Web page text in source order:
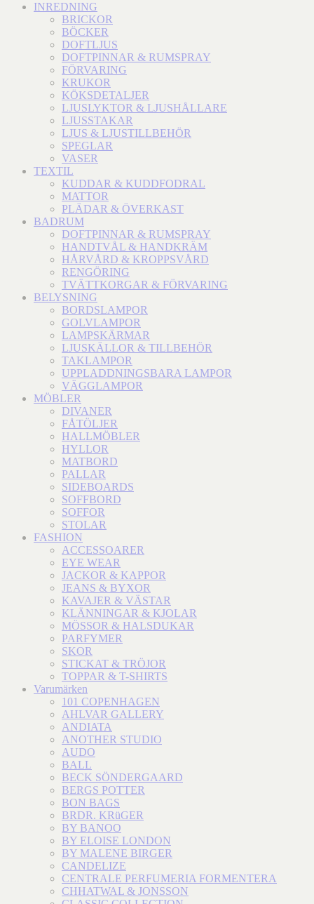
INREDNING
BRICKOR
BÖCKER
DOFTLJUS
DOFTPINNAR & RUMSPRAY
FÖRVARING
KRUKOR
KÖKSDETALJER
LJUSLYKTOR & LJUSHÅLLARE
LJUSSTAKAR
LJUS & LJUSTILLBEHÖR
SPEGLAR
VASER
TEXTIL
KUDDAR & KUDDFODRAL
MATTOR
PLÄDAR & ÖVERKAST
BADRUM
DOFTPINNAR & RUMSPRAY
HANDTVÅL & HANDKRÄM
HÅRVÅRD & KROPPSVÅRD
RENGÖRING
TVÄTTKORGAR & FÖRVARING
BELYSNING
BORDSLAMPOR
GOLVLAMPOR
LAMPSKÄRMAR
LJUSKÄLLOR & TILLBEHÖR
TAKLAMPOR
UPPLADDNINGSBARA LAMPOR
VÄGGLAMPOR
MÖBLER
DIVANER
FÅTÖLJER
HALLMÖBLER
HYLLOR
MATBORD
PALLAR
SIDEBOARDS
SOFFBORD
SOFFOR
STOLAR
FASHION
ACCESSOARER
EYE WEAR
JACKOR & KAPPOR
JEANS & BYXOR
KAVAJER & VÄSTAR
KLÄNNINGAR & KJOLAR
MÖSSOR & HALSDUKAR
PARFYMER
SKOR
STICKAT & TRÖJOR
TOPPAR & T-SHIRTS
Varumärken
101 COPENHAGEN
AHLVAR GALLERY
ANDIATA
ANOTHER STUDIO
AUDO
BALL
BECK SÖNDERGAARD
BERGS POTTER
BON BAGS
BRDR. KRüGER
BY BANOO
BY ELOISE LONDON
BY MALENE BIRGER
CANDELIZE
CENTRALE PERFUMERIA FORMENTERA
CHHATWAL & JONSSON